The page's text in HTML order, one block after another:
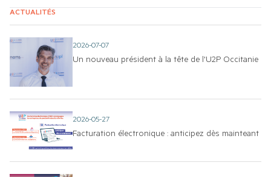
ACTUALITÉS
2026-07-07
Un nouveau président à la tête de l'U2P Occitanie
2026-05-27
Facturation électronique : anticipez dès mainteant